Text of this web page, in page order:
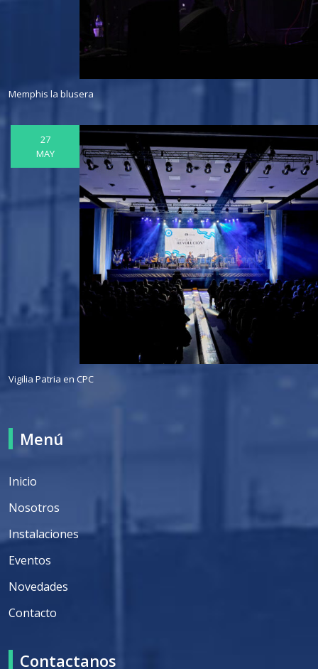
Memphis la blusera
27
MAY
Vigilia Patria en CPC
Menú
Inicio
Nosotros
Instalaciones
Eventos
Novedades
Contacto
Contactanos